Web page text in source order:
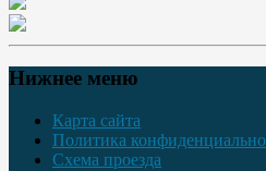
Нижнее меню
Карта сайта
Политика
Схема проезда